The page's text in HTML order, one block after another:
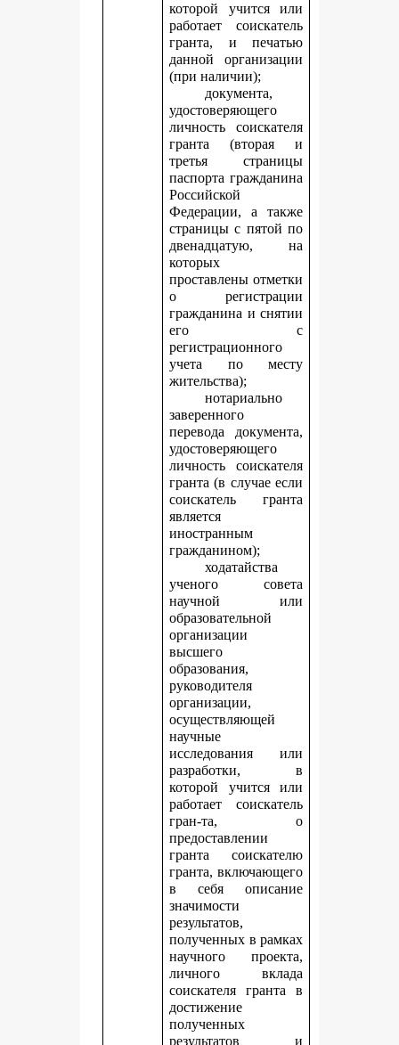
которой учится или
работает соискатель
гранта, и печатью
данной организации
(при наличии);
документа,
удостоверяющего
личность соискателя
гранта (вторая и
третья страницы
паспорта гражданина
Российской
Федерации, а также
страницы с пятой по
двенадцатую, на
которых
проставлены отметки
о регистрации
гражданина и снятии
его с
регистрационного
учета по месту
жительства);
нотариально
заверенного
перевода документа,
удостоверяющего
личность соискателя
гранта (в случае если
соискатель гранта
является
иностранным
гражданином);
ходатайства
ученого совета
научной или
образовательной
организации
высшего
образования,
руководителя
организации,
осуществляющей
научные
исследования или
разработки, в
которой учится или
работает соискатель
гран-та, о
предоставлении
гранта соискателю
гранта, включающего
в себя описание
значимости
результатов,
полученных в рамках
научного проекта,
личного вклада
соискателя гранта в
достижение
полученных
результатов и